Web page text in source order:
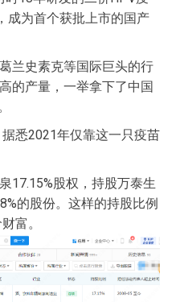
成为首个获批上市的国产
兰史素克等国际巨头的行
的产量，一举拿下了中国
悉2021年仅靠这一只疫苗
17.15%股权，持股万泰生
的股份。这样的持股比例
富。